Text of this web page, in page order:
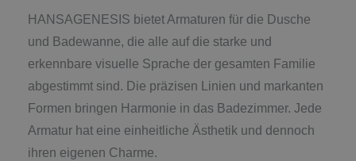
HANSAGENESIS bietet Armaturen für die Dusche
und Badewanne, die alle auf die starke und
erkennbare visuelle Sprache der gesamten Familie
abgestimmt sind. Die präzisen Linien und markanten
Formen bringen Harmonie in das Badezimmer. Jede
Armatur hat eine einheitliche Ästhetik und dennoch
ihren eigenen Charme.